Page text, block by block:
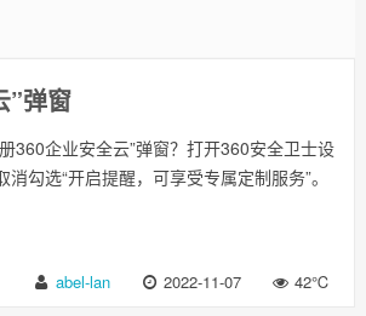
”弹窗
360企业安全云”弹窗？打开360安全卫士设
勾选“开启提醒，可享受专属定制服务”。
abel-lan 2022-11-07 42℃